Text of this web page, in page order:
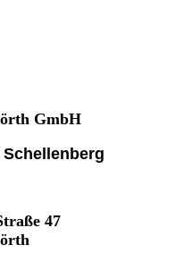
GmbH
47